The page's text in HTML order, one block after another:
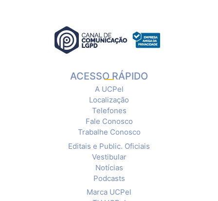
ACESSO RÁPIDO
A UCPel
Localização
Telefones
Fale Conosco
Trabalhe Conosco
Editais e Public. Oficiais
Vestibular
Notícias
Podcasts
Marca UCPel